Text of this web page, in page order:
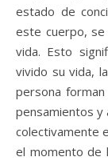
estado de
este cuerpo, se
vida. Esto
vivido su vida,
persona forman
pensamientos y
colectivamente
el momento de